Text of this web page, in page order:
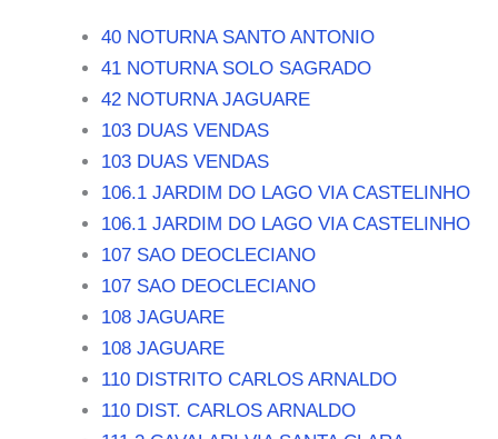
40 NOTURNA SANTO ANTONIO
41 NOTURNA SOLO SAGRADO
42 NOTURNA JAGUARE
103 DUAS VENDAS
103 DUAS VENDAS
106.1 JARDIM DO LAGO VIA CASTELINHO
106.1 JARDIM DO LAGO VIA CASTELINHO
107 SAO DEOCLECIANO
107 SAO DEOCLECIANO
108 JAGUARE
108 JAGUARE
110 DISTRITO CARLOS ARNALDO
110 DIST. CARLOS ARNALDO